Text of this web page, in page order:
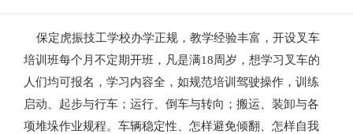
保定虎振技工学校办学正规，教学经验丰富，开设叉车
培训班每个月不定期开班，凡是满18周岁，想学习叉车的
人们均可报名，学习内容全，如规范培训驾驶操作，训练
启动、起步与行车；运行、倒车与转向；搬运、装卸与各
项堆垛作业规程。车辆稳定性、怎样避免倾翻、怎样自我